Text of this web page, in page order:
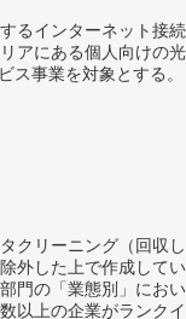
るインターネット接
アにある個人向けの
ス事業を対象とする。
リーニング（回収
した上で作成してい
門の「業態別」にお
以上の企業がランクイ